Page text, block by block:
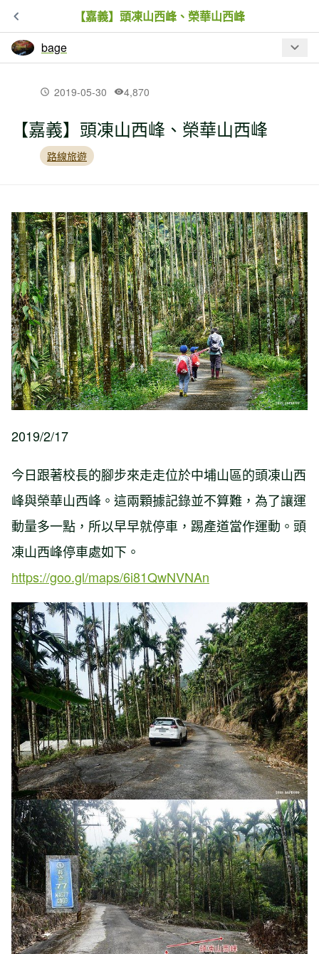
【嘉義】頭凍山西峰、榮華山西峰
bage
最新文章
【花蓮】新吞山腳（新吞山東峰、純柑
【花蓮】赤科山走走、羅山遊憩區
【花蓮】北秀巒山、里行、學校園、新
吞山
2019-05-30 4,870
【嘉義】頭凍山西峰、榮華山西峰
路線旅遊
2019/2/17
今日跟著校長的腳步來走走位於中埔山區的頭凍山西
峰與榮華山西峰。這兩顆據記錄並不算難，為了讓運
動量多一點，所以早早就停車，踢產道當作運動。頭
凍山西峰停車處如下。
https://goo.gl/maps/6i81QwNVNAn